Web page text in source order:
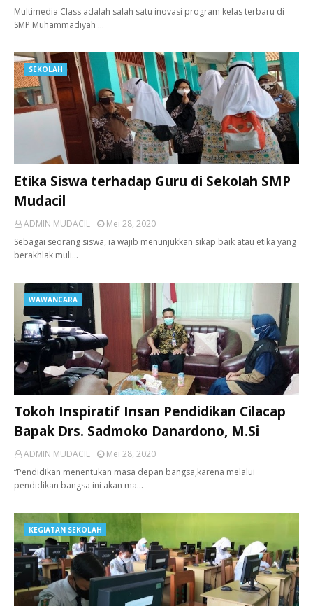
Multimedia Class adalah salah satu inovasi program kelas terbaru di
SMP Muhammadiyah …
SEKOLAH
Etika Siswa terhadap Guru di Sekolah SMP
Mudacil
ADMIN MUDACIL
Mei 28, 2020
Sebagai seorang siswa, ia wajib menunjukkan sikap baik atau etika yang
berakhlak muli…
WAWANCARA
Tokoh Inspiratif Insan Pendidikan Cilacap
Bapak Drs. Sadmoko Danardono, M.Si
ADMIN MUDACIL
Mei 28, 2020
“Pendidikan menentukan masa depan bangsa,karena melalui
pendidikan bangsa ini akan ma…
KEGIATAN SEKOLAH